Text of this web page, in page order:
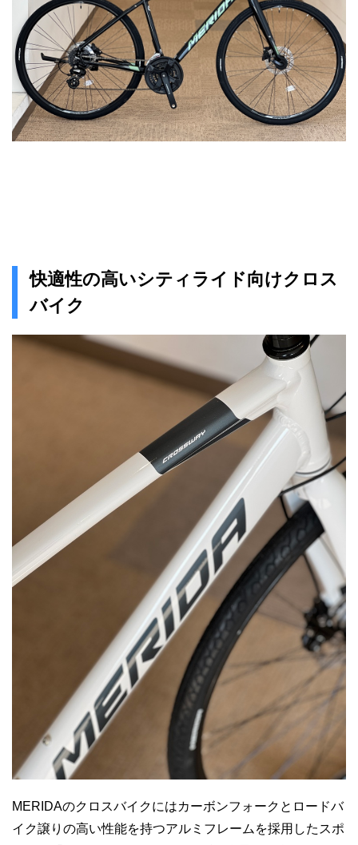
快適性の高いシティライド向けクロス
バイク
MERIDAのクロスバイクにはカーボンフォークとロードバ
イク譲りの高い性能を持つアルミフレームを採用したスポ